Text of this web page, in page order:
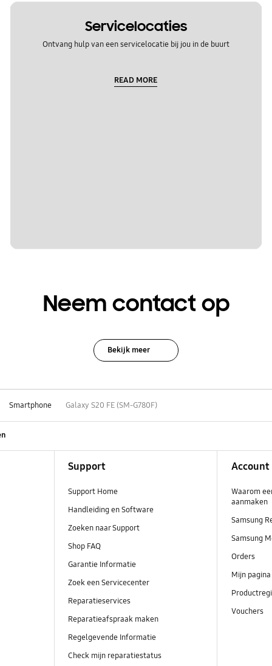
Servicelocaties
Ontvang hulp van een servicelocatie bij jou in de buurt
READ MORE
Neem contact op
Bekijk meer
Smartphone Galaxy S20 FE (SM-G780F)
Support
Support Home
Handleiding en Software
Zoeken naar Support
Shop FAQ
Garantie Informatie
Zoek een Servicecenter
Reparatieservices
Reparatieafspraak maken
Regelgevende Informatie
Check mijn reparatiestatus
Account
Waarom
aanmaken
Samsung
Samsung
Orders
Mijn pagina
Vouchers